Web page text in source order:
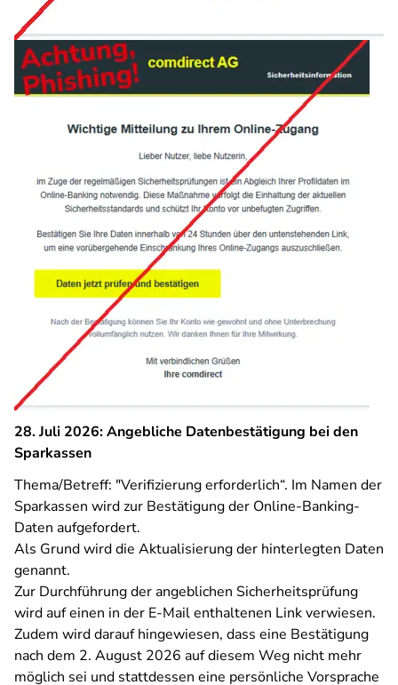
28. Juli 2026: Angebliche Datenbestätigung bei den
Sparkassen
Thema/Betreff: "Verifizierung erforderlich“. Im Namen der
Sparkassen wird zur Bestätigung der Online-Banking-
Daten aufgefordert.
Als Grund wird die Aktualisierung der hinterlegten Daten
genannt.
Zur Durchführung der angeblichen Sicherheitsprüfung
wird auf einen in der E-Mail enthaltenen Link verwiesen.
Zudem wird darauf hingewiesen, dass eine Bestätigung
nach dem 2. August 2026 auf diesem Weg nicht mehr
möglich sei und stattdessen eine persönliche Vorsprache